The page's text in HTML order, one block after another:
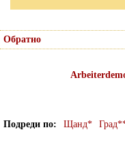
Обратно
Подреди по Щанд*